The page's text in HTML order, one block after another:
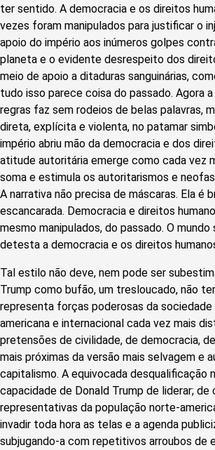
ter sentido. A democracia e os direitos
vezes foram manipulados para justificar o
apoio do império aos inúmeros golpes
planeta e o evidente desrespeito dos
meio de apoio a ditaduras sanguinárias,
tudo isso parece coisa do passado. Agora
regras faz sem rodeios de belas palavras,
direta, explícita e violenta, no patamar
império abriu mão da democracia e dos
atitude autoritária emerge como cada vez
soma e estimula os autoritarismos e
A narrativa não precisa de máscaras. Ela é
escancarada. Democracia e direitos
mesmo manipulados, do passado. O mundo
detesta a democracia e os direitos
Tal estilo não deve, nem pode ser
Trump como bufão, um tresloucado, não
representa forças poderosas da
americana e internacional cada vez mais
pretensões de civilidade, de democracia,
mais próximas da versão mais selvagem e
capitalismo. A equivocada desqualificação
capacidade de Donald Trump de liderar; de
representativas da população norte-
invadir toda hora as telas e a agenda
subjugando-a com repetitivos arroubos de